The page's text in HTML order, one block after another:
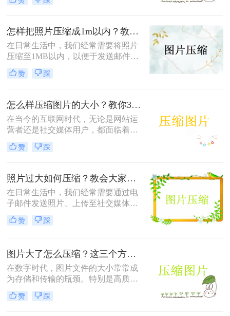
照片的方法呢？本文将介绍四种有效
这些需求。
怎样把照片压缩成1m以内？教你四种实用的压缩方法！
在日常生活中，我们经常需要将照片
压缩至1MB以内，以便于发送邮件、
上传到社交媒体或满足特定平台的要
求。那么怎样把照片压缩成1m以内
缩照片大小，帮助您轻松应对这些需
求。
赞 踩
怎么样压缩图片的大小？教你3种实用方法！
在当今的互联网时代，无论是网站运
营者还是社交媒体用户，都面临着一
个共同的问题——怎么样压缩图片的
大小。较大的图片文件不仅会占用更
间延长，影响用户体验。本文将介绍
三种压缩图片大小的方法。
赞 踩
照片过大如何压缩？教会大家这4种压缩方法！
在日常生活中，我们经常需要通过电
子邮件发送照片、上传至社交媒体或
用于网页设计等。然而，原始照片文
件通常较大，这不仅会占用大量存储
何压缩变得尤为重要。以下是四种常
用的图片压缩方法，帮助您轻松解决
这一问题。
赞 踩
图片大了怎么压缩？这三个方法帮你轻松解决！
在数字时代，图片文件的大小常常成
为存储和传输的瓶颈。特别是高质量
的图片，其文件体积往往较大，不仅
占用大量存储空间，还会影响上传速
赞 踩